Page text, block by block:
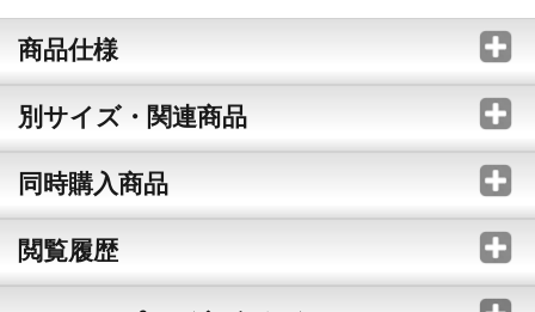
商品仕様
別サイズ・関連商品
同時購入商品
閲覧履歴